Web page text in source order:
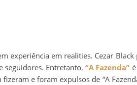
experiência em realities. Cezar
seguidores. Entretanto,“A Fazenda”
fizeram e foram expulsos de “A